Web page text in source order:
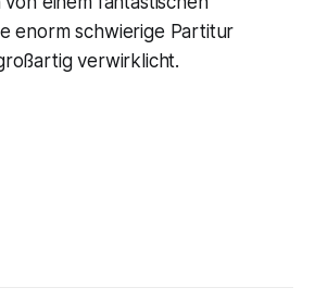
enorm schwierige Partitur
verwirklicht.